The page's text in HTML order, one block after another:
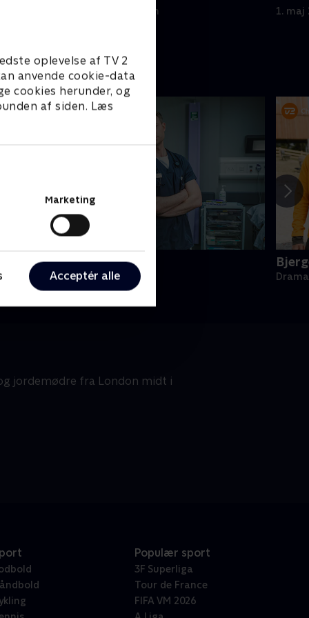
oplevelse af TV 2
anvende cookie-data
cookies herunder, og
af siden. Læs
Marketing
Acceptér alle
1. maj 2023 • 59 min 1. maj
Hospitalet i Holby
• 1 sæsoner
jordemødre fra London midt i
Populær sport
3F Superliga
Tour de France
FIFA VM 2026